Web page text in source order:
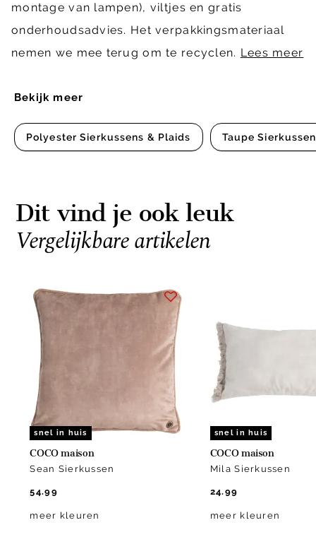
Bekijk meer
Polyester Sierkussens & Plaids Taupe
montage van lampen), viltjes en gratis
onderhoudsadvies. Het verpakkingsmateriaal
nemen we mee terug om te recyclen. Lees meer
Dit vind je ook leuk
Vergelijkbare artikelen
snel in huis
COCO maison
Sean Sierkussen
54.99
meer kleuren
snel in huis
COCO maison
Mila Sierkussen
24.99
meer kleuren